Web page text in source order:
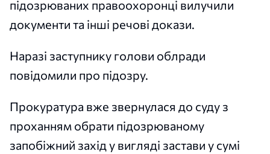
підозрюваних правоохоронці вилучили
документи та інші речові докази.
Наразі заступнику голови облради
повідомили про підозру.
Прокуратура вже звернулася до суду з
проханням обрати підозрюваному
запобіжний захід у вигляді застави у сумі